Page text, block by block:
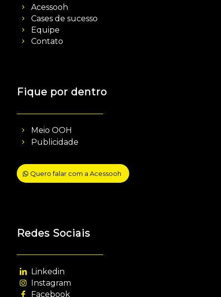
Acessooh
Cases de sucesso
Equipe
Contato
Fique por dentro
Meio OOH
Publicidade
Quero falar com a Acessooh
Redes Sociais
Linkedin
Instagram
Facebook